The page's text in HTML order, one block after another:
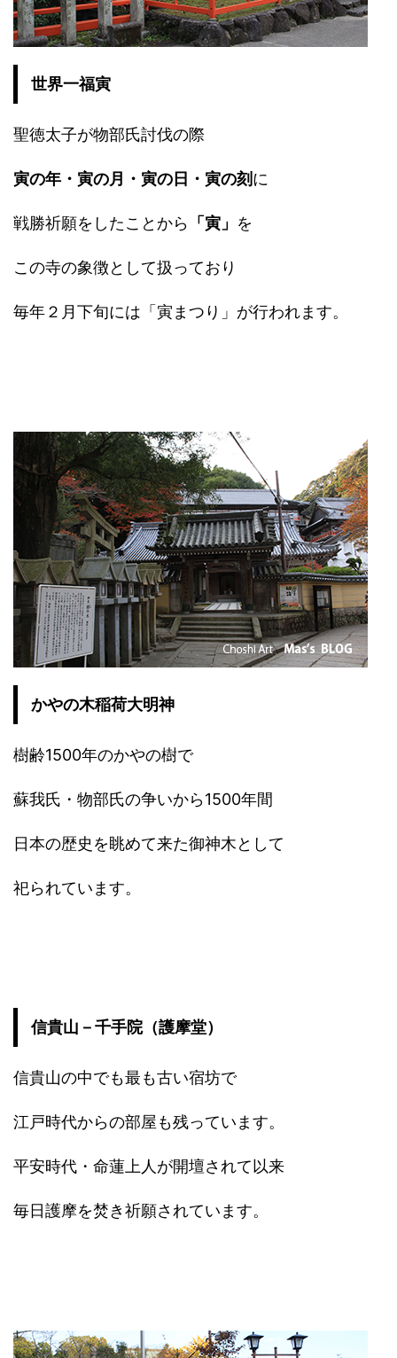
世界一福寅
聖徳太子が物部氏討伐の際
寅の年・寅の月・寅の日・寅の刻に
戦勝祈願をしたことから 「寅」 を
この寺の象徴として扱っており
毎年２月下旬には「寅まつり」が行われます。
かやの木稲荷大明神
樹齢1500年のかやの樹で
蘇我氏・物部氏の争いから1500年間
日本の歴史を眺めて来た御神木として
祀られています。
信貴山－千手院（護摩堂）
信貴山の中でも最も古い宿坊で
江戸時代からの部屋も残っています。
平安時代・命蓮上人が開壇されて以来
毎日護摩を焚き祈願されています。